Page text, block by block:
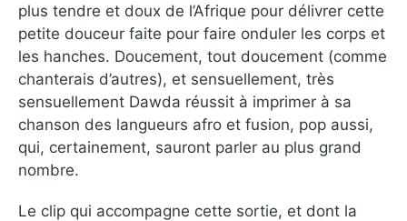
plus tendre et doux de l’Afrique pour délivrer cette
petite douceur faite pour faire onduler les corps et
les hanches. Doucement, tout doucement (comme
chanterais d’autres), et sensuellement, très
sensuellement Dawda réussit à imprimer à sa
chanson des langueurs afro et fusion, pop aussi,
qui, certainement, sauront parler au plus grand
nombre.
Le clip qui accompagne cette sortie, et dont la